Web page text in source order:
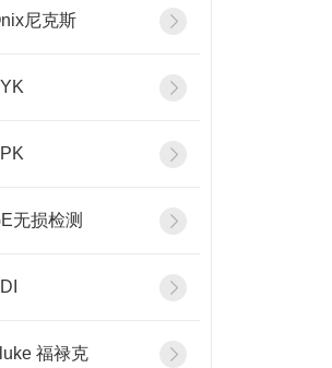
尼克斯
无损检测
福禄克